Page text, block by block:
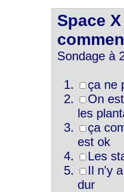
Space
Sondage à
ça ne
On
les
ça
est ok
Les
Il n'y
dur